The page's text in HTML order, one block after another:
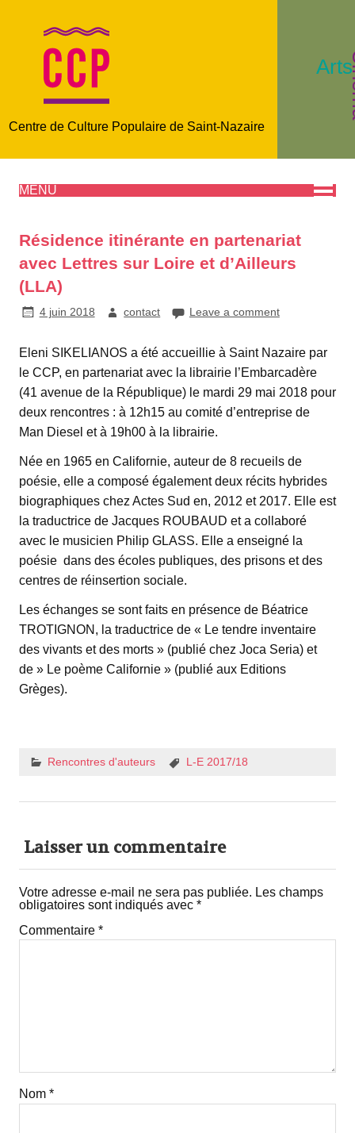
Centre de Culture Populaire de Saint-Nazaire
MENU
Résidence itinérante en partenariat
avec Lettres sur Loire et d’Ailleurs
(LLA)
4 juin 2018 contact Leave a comment
Eleni SIKELIANOS a été accueillie à Saint Nazaire par
le CCP, en partenariat avec la librairie l’Embarcadère
(41 avenue de la République) le mardi 29 mai 2018 pour
deux rencontres : à 12h15 au comité d’entreprise de
Man Diesel et à 19h00 à la librairie.
Née en 1965 en Californie, auteur de 8 recueils de
poésie, elle a composé également deux récits hybrides
biographiques chez Actes Sud en, 2012 et 2017. Elle est
la traductrice de Jacques ROUBAUD et a collaboré
avec le musicien Philip GLASS. Elle a enseigné la
poésie dans des écoles publiques, des prisons et des
centres de réinsertion sociale.
Les échanges se sont faits en présence de Béatrice
TROTIGNON, la traductrice de « Le tendre inventaire
des vivants et des morts » (publié chez Joca Seria) et
de » Le poème Californie » (publié aux Editions
Grèges).
Rencontres d'auteurs L-E 2017/18
Laisser un commentaire
Votre adresse e-mail ne sera pas publiée. Les champs
obligatoires sont indiqués avec *
Commentaire *
Nom *